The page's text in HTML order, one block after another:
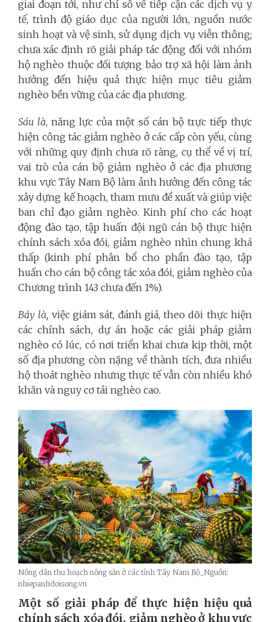
giai đoạn tới, như chỉ số về tiếp cận các dịch vụ y
tế, trình độ giáo dục của người lớn, nguồn nước
sinh hoạt và vệ sinh, sử dụng dịch vụ viễn thông;
chưa xác định rõ giải pháp tác động đối với nhóm
hộ nghèo thuộc đối tượng bảo trợ xã hội làm ảnh
hưởng đến hiệu quả thực hiện mục tiêu giảm
nghèo bền vững của các địa phương.
Sáu là, năng lực của một số cán bộ trực tiếp thực
hiện công tác giảm nghèo ở các cấp còn yếu, cùng
với những quy định chưa rõ ràng, cụ thể về vị trí,
vai trò của cán bộ giảm nghèo ở các địa phương
khu vực Tây Nam Bộ làm ảnh hưởng đến công tác
xây dựng kế hoạch, tham mưu đề xuất và giúp việc
ban chỉ đạo giảm nghèo. Kinh phí cho các hoạt
động đào tạo, tập huấn đội ngũ cán bộ thực hiện
chính sách xóa đói, giảm nghèo nhìn chung khá
thấp (kinh phí phân bổ cho phần đào tạo, tập
huấn cho cán bộ công tác xóa đói, giảm nghèo của
Chương trình 143 chưa đến 1%).
Bảy là, việc giám sát, đánh giá, theo dõi thực hiện
các chính sách, dự án hoặc các giải pháp giảm
nghèo có lúc, có nơi triển khai chưa kịp thời, một
số địa phương còn nặng về thành tích, đưa nhiều
hộ thoát nghèo nhưng thực tế vẫn còn nhiều khó
khăn và nguy cơ tái nghèo cao.
Nông dân thu hoạch nông sản ở các tỉnh Tây Nam Bộ_Nguồn:
nhiepanhdoisong.vn
Một số giải pháp để thực hiện hiệu quả
chính sách xóa đói, giảm nghèo ở khu vực